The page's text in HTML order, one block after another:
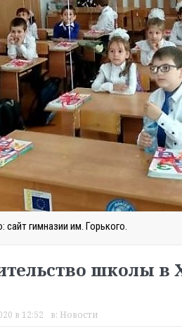
сайт гимназии им. Горького.
школы в
в 12:52 в: Новости